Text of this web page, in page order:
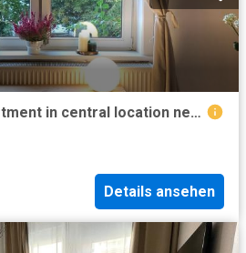
Lovely 5 room appartment in central location near city forest, Hannover Amsterdam Apartments for Rent
Details ansehen